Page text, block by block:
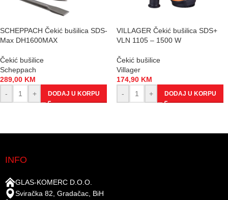
SCHEPPACH Čekić bušilica SDS-
Max DH1600MAX
Čekić bušilice
Scheppach
289,00 KM
-
+ DODAJ U KORPU
VILLAGER Čekić bušilica SDS+
VLN 1105 – 1500 W
Čekić bušilice
Villager
174,90 KM
-
+ DODAJ U KORPU
INFO
GLAS-KOMERC D.O.O.
Sviračka 82, Gradačac, BiH